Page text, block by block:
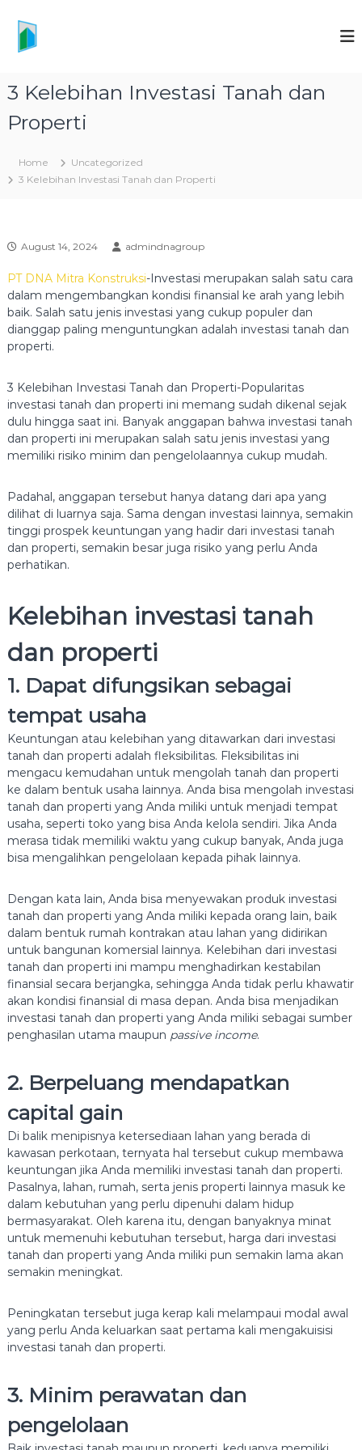
A
M
T
R
O
S
T
R
U
I
3 Kelebihan Investasi Tanah dan
Properti
Home
Uncategorized
3 Kelebihan Investasi Tanah dan Properti
August 14, 2024 admindnagroup
PT DNA Mitra Konstruksi-Investasi merupakan salah satu cara
dalam mengembangkan kondisi finansial ke arah yang lebih
baik. Salah satu jenis investasi yang cukup populer dan
dianggap paling menguntungkan adalah investasi tanah dan
properti.
3 Kelebihan Investasi Tanah dan Properti-Popularitas
investasi tanah dan properti ini memang sudah dikenal sejak
dulu hingga saat ini. Banyak anggapan bahwa investasi tanah
dan properti ini merupakan salah satu jenis investasi yang
memiliki risiko minim dan pengelolaannya cukup mudah.
Padahal, anggapan tersebut hanya datang dari apa yang
dilihat di luarnya saja. Sama dengan investasi lainnya, semakin
tinggi prospek keuntungan yang hadir dari investasi tanah
dan properti, semakin besar juga risiko yang perlu Anda
perhatikan.
Kelebihan investasi tanah
dan properti
1. Dapat difungsikan sebagai
tempat usaha
Keuntungan atau kelebihan yang ditawarkan dari investasi
tanah dan properti adalah fleksibilitas. Fleksibilitas ini
mengacu kemudahan untuk mengolah tanah dan properti
ke dalam bentuk usaha lainnya. Anda bisa mengolah investasi
tanah dan properti yang Anda miliki untuk menjadi tempat
usaha, seperti toko yang bisa Anda kelola sendiri. Jika Anda
merasa tidak memiliki waktu yang cukup banyak, Anda juga
bisa mengalihkan pengelolaan kepada pihak lainnya.
Dengan kata lain, Anda bisa menyewakan produk investasi
tanah dan properti yang Anda miliki kepada orang lain, baik
dalam bentuk rumah kontrakan atau lahan yang didirikan
untuk bangunan komersial lainnya. Kelebihan dari investasi
tanah dan properti ini mampu menghadirkan kestabilan
finansial secara berjangka, sehingga Anda tidak perlu khawatir
akan kondisi finansial di masa depan. Anda bisa menjadikan
investasi tanah dan properti yang Anda miliki sebagai sumber
penghasilan utama maupun passive income.
2. Berpeluang mendapatkan
capital gain
Di balik menipisnya ketersediaan lahan yang berada di
kawasan perkotaan, ternyata hal tersebut cukup membawa
keuntungan jika Anda memiliki investasi tanah dan properti.
Pasalnya, lahan, rumah, serta jenis properti lainnya masuk ke
dalam kebutuhan yang perlu dipenuhi dalam hidup
bermasyarakat. Oleh karena itu, dengan banyaknya minat
untuk memenuhi kebutuhan tersebut, harga dari investasi
tanah dan properti yang Anda miliki pun semakin lama akan
semakin meningkat.
Peningkatan tersebut juga kerap kali melampaui modal awal
yang perlu Anda keluarkan saat pertama kali mengakuisisi
investasi tanah dan properti.
3. Minim perawatan dan
pengelolaan